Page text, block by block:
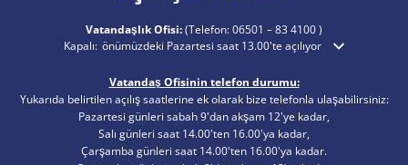
Vatandaşlık Ofisi:(Telefon:06501 – 83 4100)
Ek açılış veya kapanış saatlerini gizlemek için tıklayın
Kapalı: önümüzdeki Pazartesi saat 13.00'te açılıyor
Vatandaş Ofisinin telefon durumu:
Yukarıda belirtilen açılış saatlerine ek olarak bize telefonla ulaşabilirsiniz:
Pazartesi günleri sabah 9'dan akşam 12'ye kadar,
Salı günleri saat 14.00'ten 16.00'ya kadar,
Çarşamba günleri saat 14.00'ten 16.00'ya kadar.